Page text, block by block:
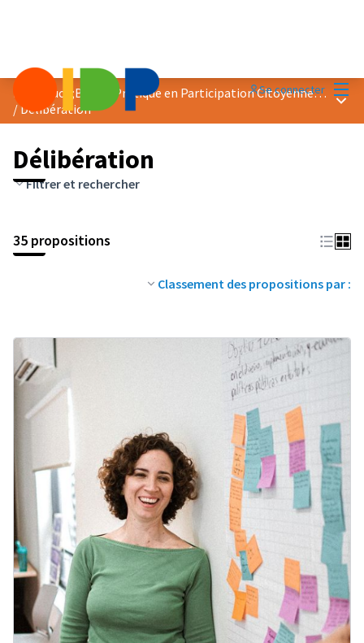
Se connecter
Prix &quot;Bonne Pratique en Participation Citoyenne&quot; 2023
/Délibération
Délibération
Filtrer et rechercher
35 propositions
Classement des propositions par :